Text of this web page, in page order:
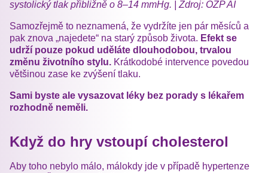
systolický tlak přibližně o 8–14 mmHg. | Zdroj: OZP AI
Samozřejmě to neznamená, že vydržíte jen pár měsíců a
pak znova „najedete“ na starý způsob života. Efekt se
udrží pouze pokud uděláte dlouhodobou, trvalou
změnu životního stylu. Krátkodobé intervence povedou
většinou zase ke zvýšení tlaku.
Sami byste ale vysazovat léky bez porady s lékařem
rozhodně neměli.
Když do hry vstoupí cholesterol
Aby toho nebylo málo, málokdy jde v případě hypertenze